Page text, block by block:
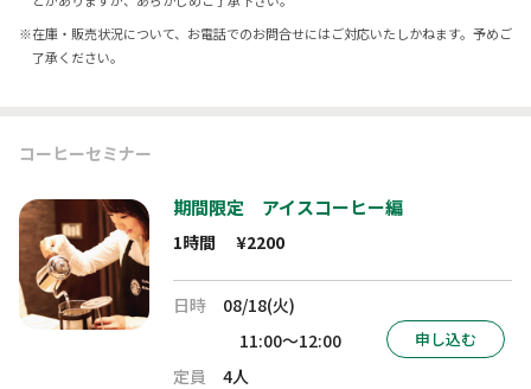
※在庫・販売状況について、お電話でのお問合せにはご対応いたしかねます。予めご
了承ください。
コーヒーセミナー
期間限定 アイスコーヒー編
1時間 ¥2200
日時
08/18(火)
11:00～12:00
定員
4人
申し込む